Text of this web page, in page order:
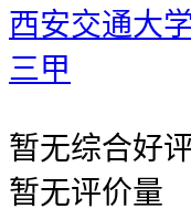
西安交通大
三甲
暂无综合好
暂无评价量